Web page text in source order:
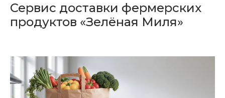
Сервис доставки фермерских
продуктов «Зелёная Миля»